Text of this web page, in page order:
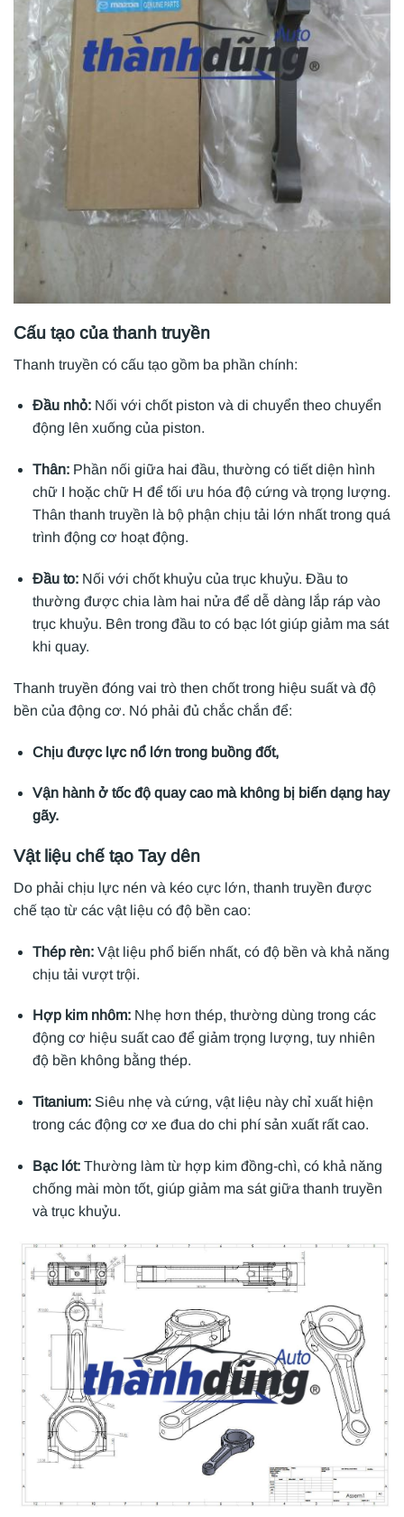
Cấu tạo của thanh truyền
Thanh truyền có cấu tạo gồm ba phần chính:
Đầu nhỏ: Nối với chốt piston và di chuyển theo chuyển
động lên xuống của piston.
Thân: Phần nối giữa hai đầu, thường có tiết diện hình
chữ I hoặc chữ H để tối ưu hóa độ cứng và trọng lượng.
Thân thanh truyền là bộ phận chịu tải lớn nhất trong quá
trình động cơ hoạt động.
Đầu to: Nối với chốt khuỷu của trục khuỷu. Đầu to
thường được chia làm hai nửa để dễ dàng lắp ráp vào
trục khuỷu. Bên trong đầu to có bạc lót giúp giảm ma sát
khi quay.
Thanh truyền đóng vai trò then chốt trong hiệu suất và độ
bền của động cơ. Nó phải đủ chắc chắn để:
Chịu được lực nổ lớn trong buồng đốt,
Vận hành ở tốc độ quay cao mà không bị biến dạng hay
gãy.
Vật liệu chế tạo Tay dên
Do phải chịu lực nén và kéo cực lớn, thanh truyền được
chế tạo từ các vật liệu có độ bền cao:
Thép rèn:Vật liệu phổ biến nhất, có độ bền và khả năng
chịu tải vượt trội.
Hợp kim nhôm: Nhẹ hơn thép, thường dùng trong các
động cơ hiệu suất cao để giảm trọng lượng, tuy nhiên
độ bền không bằng thép.
Titanium:Siêu nhẹ và cứng, vật liệu này chỉ xuất hiện
trong các động cơ xe đua do chi phí sản xuất rất cao.
Bạc lót: Thường làm từ hợp kim đồng-chì, có khả năng
chống mài mòn tốt, giúp giảm ma sát giữa thanh truyền
và trục khuỷu.